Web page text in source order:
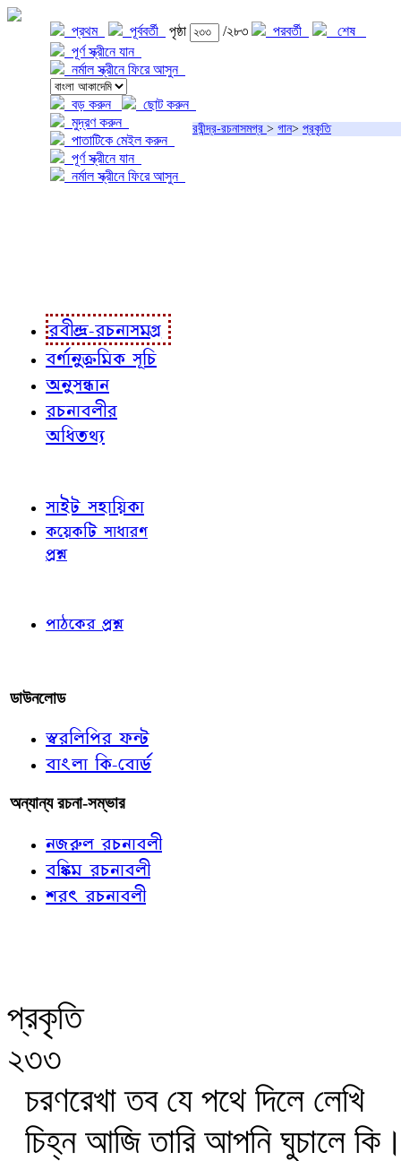
প্রথম পূর্ববর্তী পৃষ্ঠা /২৮৩ পরবর্তী
শেষ
পূর্ণ স্ক্রীনে যান
নর্মাল স্ক্রীনে ফিরে আসুন
বড় করুন
ছোট করুন
মুদ্রণ করুন
পাতাটিকে মেইল করুন
পূর্ণ স্ক্রীনে যান
নর্মাল স্ক্রীনে ফিরে আসুন
রবীন্দ্র-রচনাসমগ্র > গান> প্রকৃতি
রবীন্দ্র-রচনাসমগ্র
বর্ণানুক্রমিক সূচি
অনুসন্ধান
রচনাবলীর
অধিতথ্য
সাইট সহায়িকা
কয়েকটি সাধারণ
প্রশ্ন
পাঠকের প্রশ্ন
ডাউনলোড
স্বরলিপির ফন্ট
বাংলা কি-বোর্ড
অন্যান্য রচনা-সম্ভার
নজরুল রচনাবলী
বঙ্কিম রচনাবলী
শরৎ রচনাবলী
প্রকৃতি
২৩৩
চরণরেখা তব যে পথে দিলে লেখি
চিহ্ন আজি তারি আপনি ঘুচালে